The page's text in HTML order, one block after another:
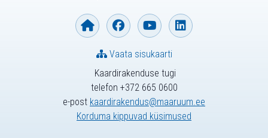
Kaardirakenduse tugi
telefon +372 665 0600
e-post kaardirakendus@maaruum.ee
Korduma kippuvad küsimused
Vaata sisukaarti